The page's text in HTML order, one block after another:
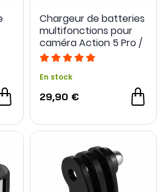
Chargeur de batteries
multifonctions pour
caméra Action 5 Pro /
Action 4 / Action 3 -
Paberson
En stock
29,90 €